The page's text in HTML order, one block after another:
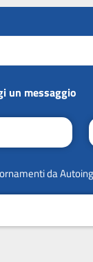
un messaggio
da